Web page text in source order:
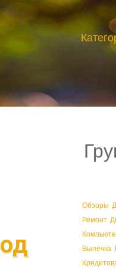
Обзоры
Ремонт
Выпечка